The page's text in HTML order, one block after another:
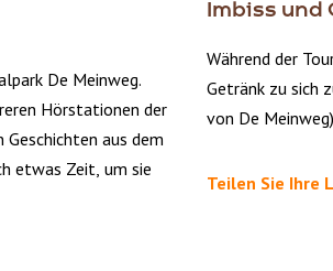
De Meinweg.
Hörstationen der
aus dem
etwas Zeit, um sie
Imbiss und
Während der
Getränk zu sich
von De
Teilen Sie Ihre